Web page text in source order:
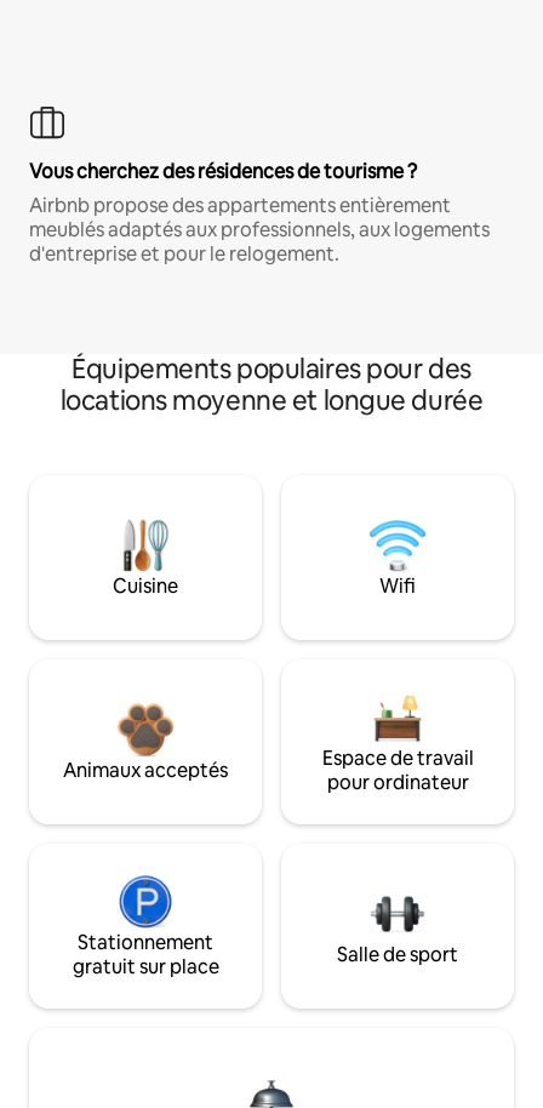
Vous cherchez des résidences de tourisme ?
Airbnb propose des appartements entièrement
meublés adaptés aux professionnels, aux logements
d'entreprise et pour le relogement.
Équipements populaires pour des
locations moyenne et longue durée
Cuisine Wifi
Animaux acceptés
Espace de travail
pour ordinateur
Stationnement
gratuit sur place
Salle de sport